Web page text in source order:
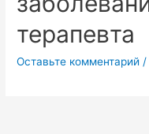
терапевта
Оставьте комментарий